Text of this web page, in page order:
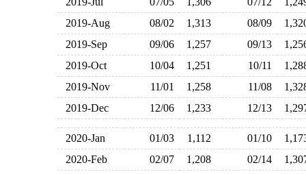
2019-Aug
08/02 1,313 08/09
2019-Sep
09/06 1,257 09/13
2019-Oct
10/04 1,251 10/11
2019-Nov
11/01 1,258 11/08
2019-Dec
12/06 1,233 12/13
2020-Jan 01/03 1,112 01/10
2020-Feb
02/07 1,208 02/14